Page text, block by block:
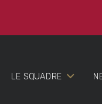
LE SQUADRE